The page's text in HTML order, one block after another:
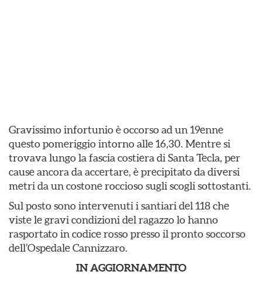
Gravissimo infortunio è occorso ad un 19enne
questo pomeriggio intorno alle 16,30. Mentre si
trovava lungo la fascia costiera di Santa Tecla, per
cause ancora da accertare, è precipitato da diversi
metri da un costone roccioso sugli scogli sottostanti.
Sul posto sono intervenuti i santiari del 118 che
viste le gravi condizioni del ragazzo lo hanno
rasportato in codice rosso presso il pronto soccorso
dell’Ospedale Cannizzaro.
IN AGGIORNAMENTO